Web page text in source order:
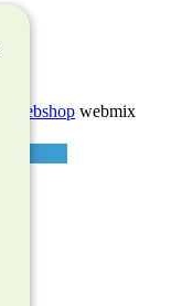
webshop webmix